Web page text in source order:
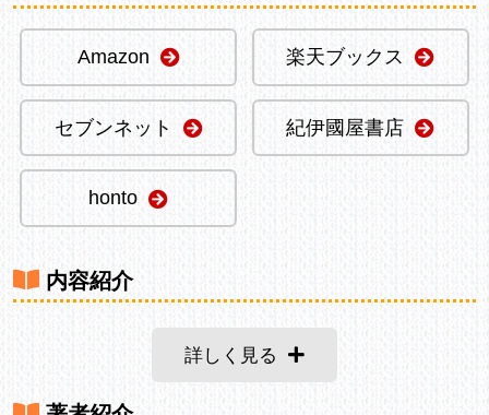
Amazon 楽天ブックス
セブンネット 紀伊國屋書店
honto
内容紹介
詳しく見る